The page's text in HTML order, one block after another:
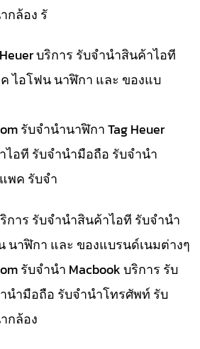
กล้อง รั
บริการ รับจำนำสินค้าไอที
ไอโฟน นาฬิกา และ ของแบ
รับจำนำนาฬิกา Tag Heuer
ไอที รับจำนำมือถือ รับจำนำ
พค รับจำ
การ รับจำนำสินค้าไอที รับจำนำ
นาฬิกา และ ของแบรนด์เนมต่างๆ
รับจำนำ Macbook บริการ รับ
นำมือถือ รับจำนำโทรศัพท์ รับ
กล้อง